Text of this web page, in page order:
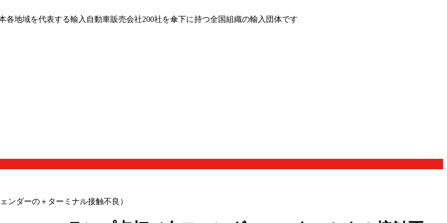
地域を代表する輸入自動車販売会社200社を傘下に持つ全国組織の輸入団体です
ンダーの＋ターミナル接触不良）